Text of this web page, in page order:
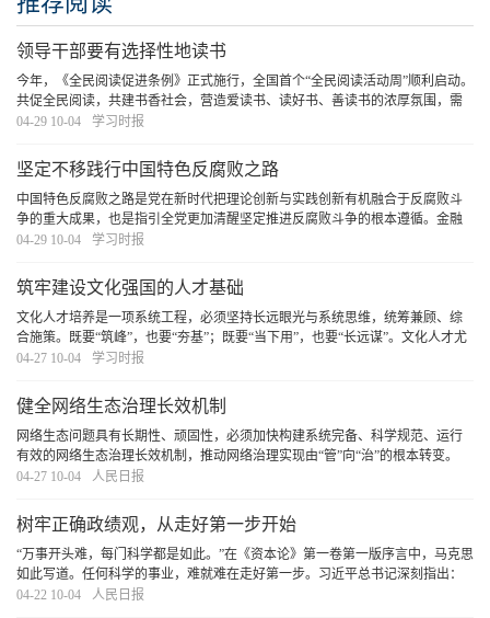
领导干部要有选择性地读书
今年，《全民阅读促进条例》正式施行，全国首个“全民阅读活动周”顺利启动。
共促全民阅读，共建书香社会，营造爱读书、读好书、善读书的浓厚氛围，需
要领导干部率先垂范，既要在“爱读书”“善读书”上下功夫，更要在“读好书”上见
04-29 10-04 学习时报
坚定不移践行中国特色反腐败之路
中国特色反腐败之路是党在新时代把理论创新与实践创新有机融合于反腐败斗
争的重大成果，也是指引全党更加清醒坚定推进反腐败斗争的根本遵循。金融
是深化整治腐败的重点领域，必须坚定不移践行中国特色反腐败之路，打好金
04-29 10-04 学习时报
筑牢建设文化强国的人才基础
文化人才培养是一项系统工程，必须坚持长远眼光与系统思维，统筹兼顾、综
合施策。既要“筑峰”，也要“夯基”；既要“当下用”，也要“长远谋”。文化人才尤
其是文艺人才的成长有其自身规律和特点，必须深刻洞察当前人才队伍呈现的
04-27 10-04 学习时报
健全网络生态治理长效机制
网络生态问题具有长期性、顽固性，必须加快构建系统完备、科学规范、运行
有效的网络生态治理长效机制，推动网络治理实现由“管”向“治”的根本转变。
[详细]
04-27 10-04 人民日报
树牢正确政绩观，从走好第一步开始
“万事开头难，每门科学都是如此。”在《资本论》第一卷第一版序言中，马克思
如此写道。任何科学的事业，难就难在走好第一步。习近平总书记深刻指出：
“第一步走错了就不行。如果抱着当官谋利的想法，那做的一切事情都不会对。”
04-22 10-04 人民日报